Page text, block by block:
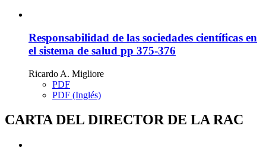
Responsabilidad de las sociedades científicas en
el sistema de salud pp 375-376
Ricardo A. Migliore
PDF
PDF (Inglés)
CARTA DEL DIRECTOR DE LA RAC